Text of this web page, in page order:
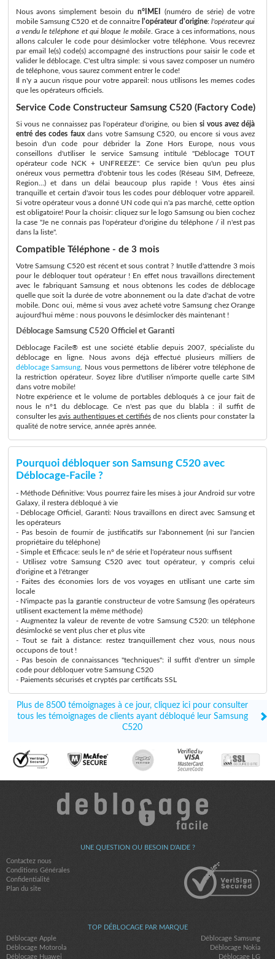
Nous avons simplement besoin du n°IMEI
(numéro de série) de votre
mobile Samsung C520 et de connaitre l'opérateur d'origine:l'opérateur qui
a vendu le téléphone et qui bloque le mobile. Grace à ces informations, nous
allons calculer le code pour désimlocker votre téléphone. Vous recevrez
par email le(s) code(s) accompagné des instructions pour saisir le code et
valider le déblocage. C'est ultra simple: si vous savez composer un numéro
de téléphone, vous saurez comment entrer le code!
Il n'y a aucun risque pour votre appareil: nous utilisons les memes codes
que les opérateurs officiels.
Service Code Constructeur Samsung C520 (Factory Code)
Si vous ne connaissez pas l'opérateur d'origine, ou bien si vous avez déjà
entré des codes fauxdans votre Samsung C520, ou encore si vous avez
besoin d'un code pour débrider la Zone Hors Europe, nous vous
conseillons d'utiliser le service Samsung intitulé "Déblocage TOUT
opérateur code NCK + UNFREEZE". Ce service bien qu'un peu plus
onéreux vous permettra d'obtenir tous les codes (Réseau SIM, Defreeze,
Region...) et dans un délai beaucoup plus rapide ! Vous êtes ainsi
tranquille et certain d'avoir tous les codes pour débloquer votre appareil.
Si votre opérateur vous a donné UN code qui n'a pas marché, cette option
est obligatoire! Pour la choisir: cliquez sur le logo Samsung ou bien cochez
la case "Je ne connais pas l'opérateur d'origine du téléphone / il n'est pas
dans la liste".
Compatible Téléphone - de 3 mois
Votre Samsung C520 est récent et sous contrat ? Inutile d'attendre 3 mois
pour le débloquer tout opérateur ! En effet nous travaillons directement
avec le fabriquant Samsung et nous obtenons les codes de déblocage
quelle que soit la durée de votre abonnement ou la date d'achat de votre
mobile. Donc oui, même si vous avez acheté votre Samsung chez Orange
aujourd'hui même : nous pouvons le désimlocker dès maintenant !
Déblocage Samsung C520 Officiel et Garanti
Déblocage Facile® est une société établie depuis 2007, spécialiste du
déblocage en ligne. Nous avons déjà effectué plusieurs milliers de
déblocage Samsung . Nous vous permettons de libérer votre téléphone de
la restriction opérateur. Soyez libre d'utiliser n'importe quelle carte SIM
dans votre mobile!
Notre expérience et le volume de portables débloqués à ce jour fait de
nous le n°1 du déblocage. Ce n'est pas que du blabla : il suffit de
consulter lesavis authentiques et certifiésde nos clients pour constater la
qualité de notre service, année après année.
Pourquoi débloquer son Samsung C520 avec
Déblocage-Facile ?
- Méthode Définitive: Vous pourrez faire les mises à jour Android sur votre
Galaxy, il restera débloqué à vie
- Déblocage Officiel, Garanti: Nous travaillons en direct avec Samsung et
les opérateurs
- Pas besoin de fournir de justificatifs sur l'abonnement (ni sur l'ancien
propriétaire du téléphone)
- Simple et Efficace: seuls le n° de série et l'opérateur nous suffisent
- Utilisez votre Samsung C520 avec tout opérateur, y compris celui
d'origine et à l'étranger
- Faites des économies lors de vos voyages en utilisant une carte sim
locale
- N'impacte pas la garantie constructeur de votre Samsung (les opérateurs
utilisent exactement la même méthode)
- Augmentez la valeur de revente de votre Samsung C520: un téléphone
désimlocké se vent plus cher et plus vite
- Tout se fait à distance: restez tranquillement chez vous, nous nous
occupons de tout !
- Pas besoin de connaissances "techniques": il suffit d'entrer un simple
code pour débloquer votre Samsung C520
- Paiements sécurisés et cryptés par certificats SSL
Plus de 8500 témoignages à ce jour, cliquez ici pour consulter
tous les témoignages de clients ayant débloqué leur Samsung
C520
UNE QUESTION OU BESOIN D'AIDE ?
Contactez nous
Conditions Générales
Confidentialité
Plan du site
TOP DÉBLOCAGE PAR MARQUE
Déblocage Apple
Déblocage Samsung
Déblocage Motorola
Déblocage Nokia
Déblocage Huawei
Déblocage LG